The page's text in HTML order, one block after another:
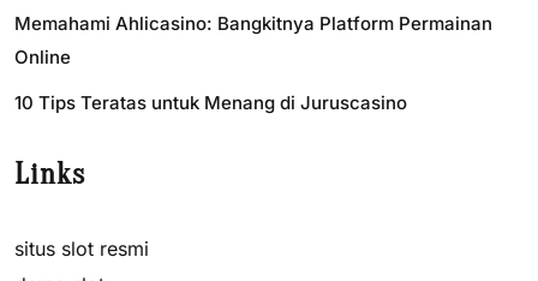
Memahami Ahlicasino: Bangkitnya Platform Permainan
Online
10 Tips Teratas untuk Menang di Juruscasino
Links
situs slot resmi